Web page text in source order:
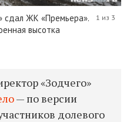
сдал ЖК «Премьера».
высотка
1 из 3
«Зодчего»
— по версии
долевого